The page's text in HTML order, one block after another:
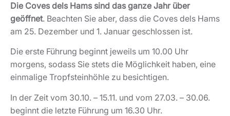
Die Coves dels Hams sind das ganze Jahr über
geöffnet. Beachten Sie aber, dass die Coves dels Hams
am 25. Dezember und 1. Januar geschlossen ist.
Die erste Führung beginnt jeweils um 10.00 Uhr
morgens, sodass Sie stets die Möglichkeit haben, eine
einmalige Tropfsteinhöhle zu besichtigen.
In der Zeit vom 30.10. – 15.11. und vom 27.03. – 30.06.
beginnt die letzte Führung um 16.30 Uhr.